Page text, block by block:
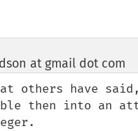
at gmail dot com
others have
then into an